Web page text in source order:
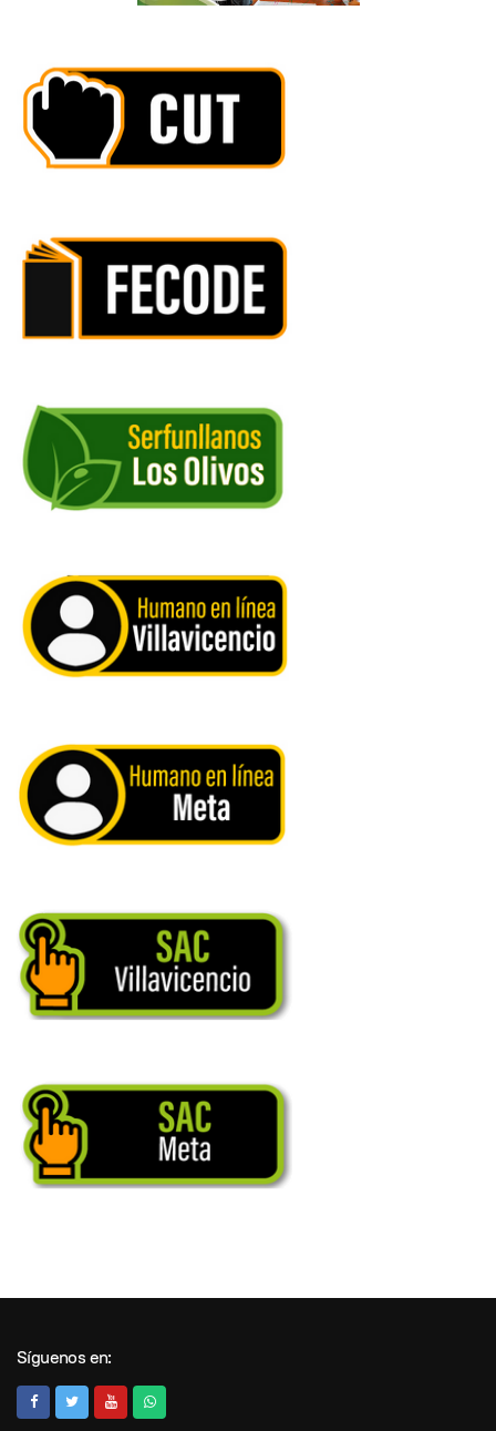
Síguenos en: